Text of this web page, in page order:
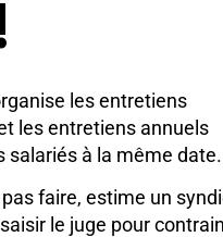
les entretiens
les entretiens annuels
salariés à la même date.
pas faire, estime un
le juge pour